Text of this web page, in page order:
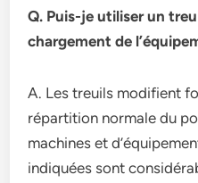
Q. Puis-je utiliser un
chargement de
A. Les treuils modifient
répartition normale du
machines et
indiquées sont